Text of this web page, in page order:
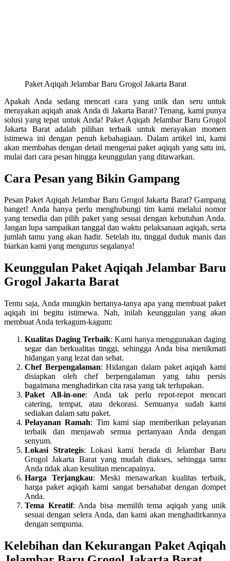
Paket Aqiqah Jelambar Baru Grogol Jakarta Barat
Apakah Anda sedang mencari cara yang unik dan seru untuk
merayakan aqiqah anak Anda di Jakarta Barat? Tenang, kami punya
solusi yang tepat untuk Anda! Paket Aqiqah Jelambar Baru Grogol
Jakarta Barat adalah pilihan terbaik untuk merayakan momen
istimewa ini dengan penuh kebahagiaan. Dalam artikel ini, kami
akan membahas dengan detail mengenai paket aqiqah yang satu ini,
mulai dari cara pesan hingga keunggulan yang ditawarkan.
Cara Pesan yang Bikin Gampang
Pesan Paket Aqiqah Jelambar Baru Grogol Jakarta Barat? Gampang
banget! Anda hanya perlu menghubungi tim kami melalui nomor
yang tersedia dan pilih paket yang sesuai dengan kebutuhan Anda.
Jangan lupa sampaikan tanggal dan waktu pelaksanaan aqiqah, serta
jumlah tamu yang akan hadir. Setelah itu, tinggal duduk manis dan
biarkan kami yang mengurus segalanya!
Keunggulan Paket Aqiqah Jelambar Baru
Grogol Jakarta Barat
Tentu saja, Anda mungkin bertanya-tanya apa yang membuat paket
aqiqah ini begitu istimewa. Nah, inilah keunggulan yang akan
membuat Anda terkagum-kagum:
Kualitas Daging Terbaik: Kami hanya menggunakan daging
segar dan berkualitas tinggi, sehingga Anda bisa menikmati
hidangan yang lezat dan sehat.
Chef Berpengalaman: Hidangan dalam paket aqiqah kami
disiapkan oleh chef berpengalaman yang tahu persis
bagaimana menghadirkan cita rasa yang tak terlupakan.
Paket All-in-one: Anda tak perlu repot-repot mencari
catering, tempat, atau dekorasi. Semuanya sudah kami
sediakan dalam satu paket.
Pelayanan Ramah: Tim kami siap memberikan pelayanan
terbaik dan menjawab semua pertanyaan Anda dengan
senyum.
Lokasi Strategis: Lokasi kami berada di Jelambar Baru
Grogol Jakarta Barat yang mudah diakses, sehingga tamu
Anda tidak akan kesulitan mencapainya.
Harga Terjangkau: Meski menawarkan kualitas terbaik,
harga paket aqiqah kami sangat bersahabat dengan dompet
Anda.
Tema Kreatif: Anda bisa memilih tema aqiqah yang unik
sesuai dengan selera Anda, dan kami akan menghadirkannya
dengan sempurna.
Kelebihan dan Kekurangan Paket Aqiqah